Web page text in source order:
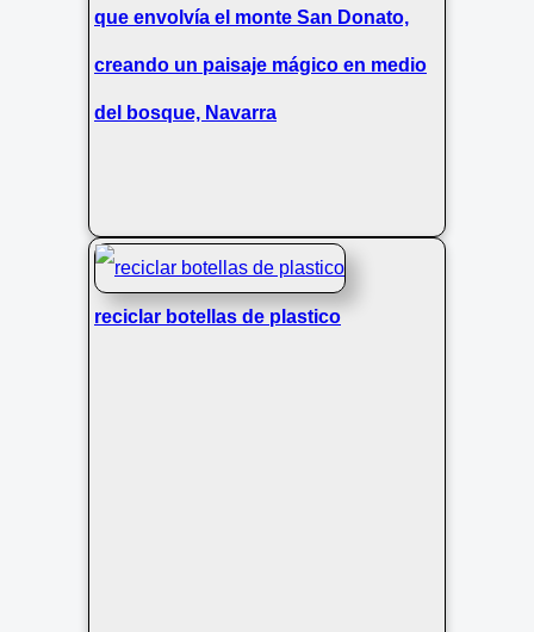
que envolvía el monte San Donato,
creando un paisaje mágico en medio
del bosque, Navarra
reciclar botellas de plastico